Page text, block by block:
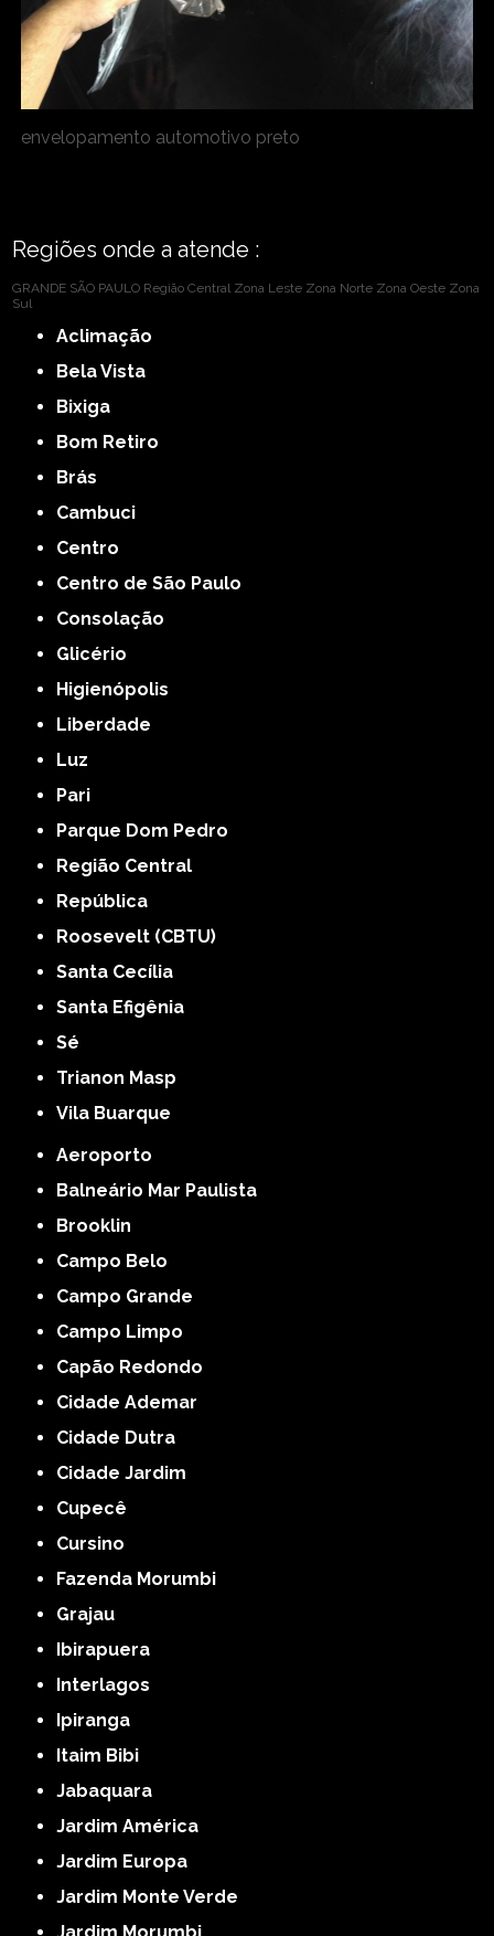
envelopamento automotivo preto
Regiões onde a atende :
GRANDE SÃO PAULO Região Central Zona Leste Zona Norte Zona Oeste Zona
Sul
Aclimação
Bela Vista
Bixiga
Bom Retiro
Brás
Cambuci
Centro
Centro de São Paulo
Consolação
Glicério
Higienópolis
Liberdade
Luz
Pari
Parque Dom Pedro
Região Central
República
Roosevelt (CBTU)
Santa Cecília
Santa Efigênia
Sé
Trianon Masp
Vila Buarque
Aeroporto
Balneário Mar Paulista
Brooklin
Campo Belo
Campo Grande
Campo Limpo
Capão Redondo
Cidade Ademar
Cidade Dutra
Cidade Jardim
Cupecê
Cursino
Fazenda Morumbi
Grajau
Ibirapuera
Interlagos
Ipiranga
Itaim Bibi
Jabaquara
Jardim América
Jardim Europa
Jardim Monte Verde
Jardim Morumbi